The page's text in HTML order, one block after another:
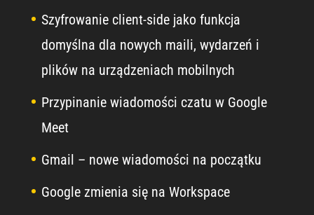
Szyfrowanie client-side jako funkcja
domyślna dla nowych maili, wydarzeń i
plików na urządzeniach mobilnych
Przypinanie wiadomości czatu w Google
Meet
Gmail – nowe wiadomości na początku
Google zmienia się na Workspace